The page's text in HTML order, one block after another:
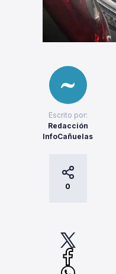
Escrito por:
Redacción
InfoCañuelas
0